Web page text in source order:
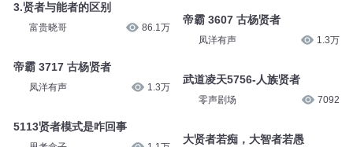
3.贤者与能者的区别
富贵晓哥 86.1万
帝霸 3717 古杨贤者
凤洋有声 1.3万
5113贤者模式是咋回事
帝霸 3607 古杨贤者
凤洋有声 1.3万
武道凌天5756-人族贤者
零声剧场 7092
大贤者若痴，大智者若愚